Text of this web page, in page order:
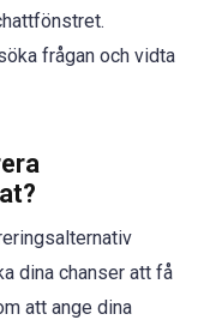
frågan och vidta
dina chanser att få
att ange dina